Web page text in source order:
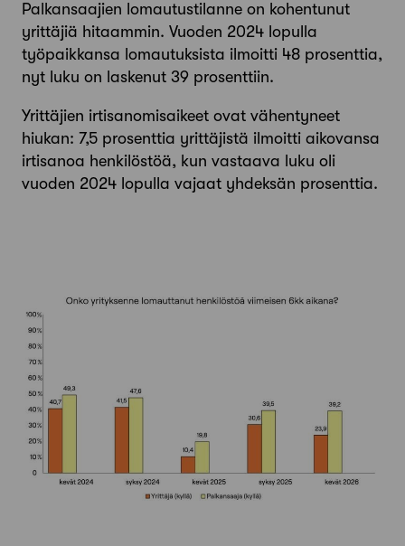
Palkansaajien lomautustilanne on kohentunut
yrittäjiä hitaammin. Vuoden 2024 lopulla
työpaikkansa lomautuksista ilmoitti 48 prosenttia,
nyt luku on laskenut 39 prosenttiin.
Yrittäjien irtisanomisaikeet ovat vähentyneet
hiukan: 7,5 prosenttia yrittäjistä ilmoitti aikovansa
irtisanoa henkilöstöä, kun vastaava luku oli
vuoden 2024 lopulla vajaat yhdeksän prosenttia.